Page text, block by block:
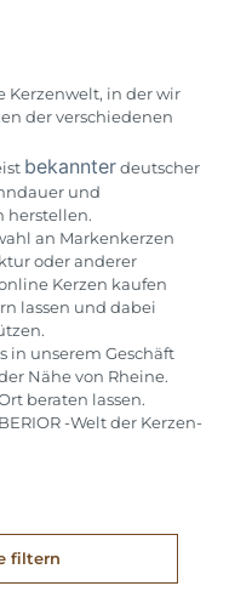
in der wir
der verschiedenen
bekannter deutscher
und
herstellen.
an Markenkerzen
oder anderer
Kerzen kaufen
lassen und dabei
in unserem Geschäft
Nähe von Rheine.
beraten lassen.
-Welt der Kerzen-
filtern